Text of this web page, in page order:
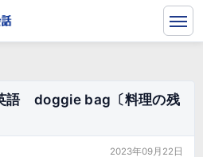
語 doggie bag〔料理の残
2023年09月22日